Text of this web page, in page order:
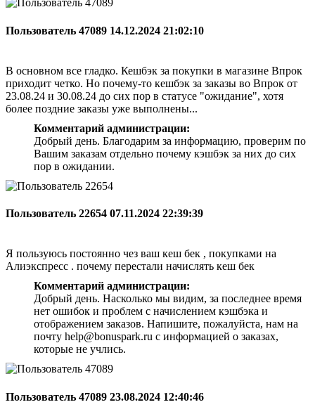
Пользователь 47089 14.12.2024 21:02:10
В основном все гладко. Кешбэк за покупки в магазине Впрок
приходит четко. Но почему-то кешбэк за заказы во Впрок от
23.08.24 и 30.08.24 до сих пор в статусе "ожидание", хотя
более поздние заказы уже выполнены...
Комментарий администрации:
Добрый день. Благодарим за информацию, проверим по
Вашим заказам отдельно почему кэшбэк за них до сих
пор в ожидании.
Пользователь 22654 07.11.2024 22:39:39
Я пользуюсь постоянно чез ваш кеш бек , покупками на
Алиэкспресс . почему перестали начислять кеш бек
Комментарий администрации:
Добрый день. Насколько мы видим, за последнее время
нет ошибок и проблем с начислением кэшбэка и
отображением заказов. Напишите, пожалуйста, нам на
почту help@bonuspark.ru с информацией о заказах,
которые не учлись.
Пользователь 47089 23.08.2024 12:40:46